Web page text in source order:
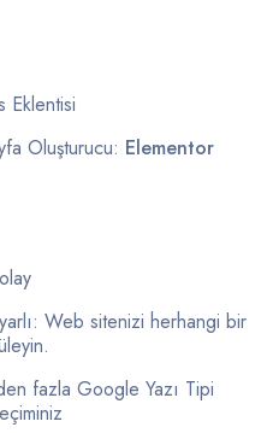
Eklentisi
Oluşturucu: Elementor
Web sitenizi herhangi bir
fazla Google Yazı Tipi